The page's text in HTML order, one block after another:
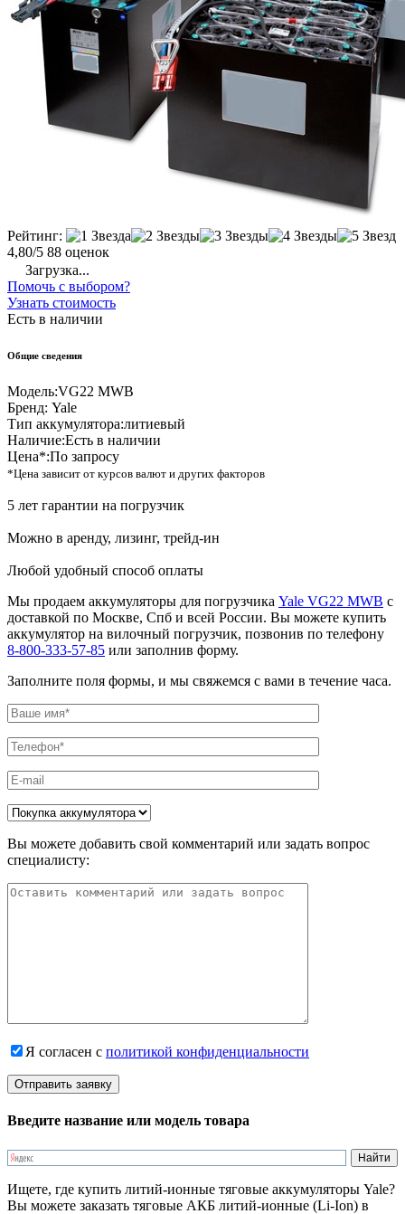
Рейтинг:
4,80/5 88 оценок
Загрузка...
Помочь с выбором?
Узнать стоимость
Есть в наличии
Общие сведения
Модель:VG22 MWB
Бренд: Yale
Тип аккумулятора:литиевый
Наличие:Есть в наличии
Цена*:По запросу
*Цена зависит от курсов валют и других факторов
5 лет гарантии на погрузчик
Можно в аренду, лизинг, трейд-ин
Любой удобный способ оплаты
Мы продаем аккумуляторы для погрузчика Yale VG22 MWB с
доставкой по Москве, Спб и всей России. Вы можете купить
аккумулятор на вилочный погрузчик, позвонив по телефону
8-800-333-57-85 или заполнив форму.
Заполните поля формы, и мы свяжемся с вами в течение часа.
Вы можете добавить свой комментарий или задать вопрос
специалисту:
Я согласен с политикой конфиденциальности
Введите название или модель товара
Ищете, где купить литий-ионные тяговые аккумуляторы Yale?
Вы можете заказать тяговые АКБ литий-ионные (Li-Ion) в